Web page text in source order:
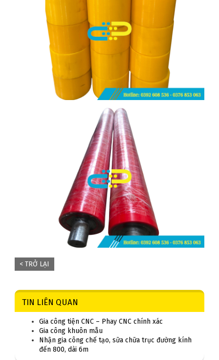
< TRỞ LẠI
TIN LIÊN QUAN
Gia công tiện CNC – Phay CNC chính xác
Gia công khuôn mẫu
Nhận gia công chế tạo, sữa chữa trục đường kính
đến 800, dài 6m